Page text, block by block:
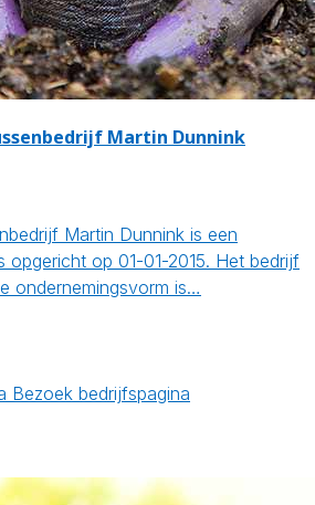
Martin Dunnink
Martin Dunnink is een
opgericht op 01-01-2015. Het bedrijf
ondernemingsvorm is…
Bezoek bedrijfspagina